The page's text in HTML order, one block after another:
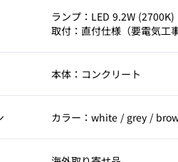
ランプ：LED 9.2W (2700K)
取付：直付仕様（要電気工事
本体：コンクリート
カラー：white / grey /